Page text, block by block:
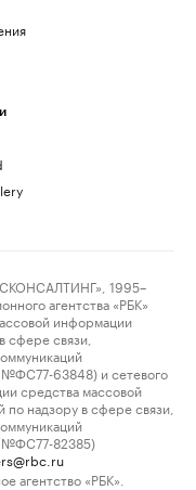
1995–
агентства «РБК»
информации
сфере связи,
63848) и сетевого
средства массовой
надзору в сфере связи,
№ФС77-82385)
агентство «РБК».